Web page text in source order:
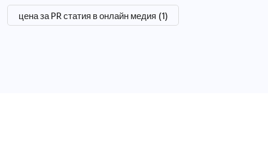
цена за PR статия в онлайн медия (1)